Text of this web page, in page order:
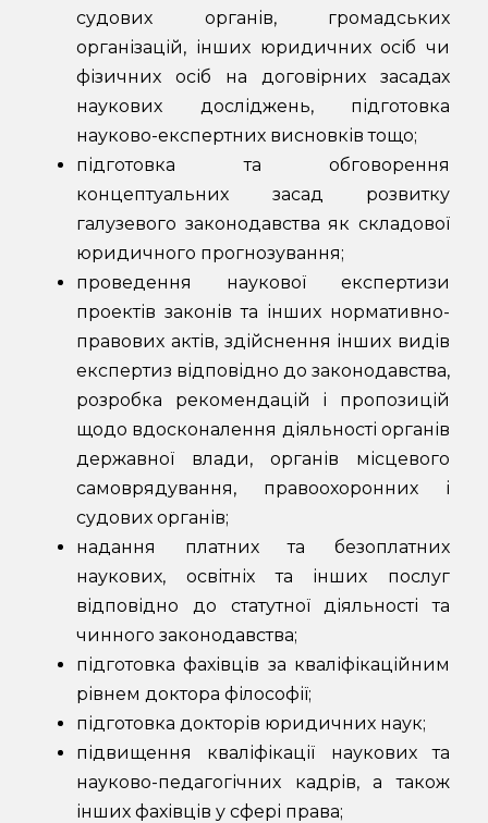
судових органів, громадських
організацій, інших юридичних осіб чи
фізичних осіб на договірних засадах
наукових досліджень, підготовка
науково-експертних висновків тощо;
підготовка та обговорення
концептуальних засад розвитку
галузевого законодавства як складової
юридичного прогнозування;
проведення наукової експертизи
проектів законів та інших нормативно-
правових актів, здійснення інших видів
експертиз відповідно до законодавства,
розробка рекомендацій і пропозицій
щодо вдосконалення діяльності органів
державної влади, органів місцевого
самоврядування, правоохоронних і
судових органів;
надання платних та безоплатних
наукових, освітніх та інших послуг
відповідно до статутної діяльності та
чинного законодавства;
підготовка фахівців за кваліфікаційним
рівнем доктора філософії;
підготовка докторів юридичних наук;
підвищення кваліфікації наукових та
науково-педагогічних кадрів, а також
інших фахівців у сфері права;